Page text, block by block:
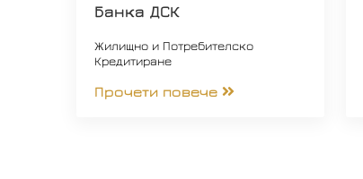
Банка ДСК
Жилищно и Потребителско
Кредитиране
Прочети повече